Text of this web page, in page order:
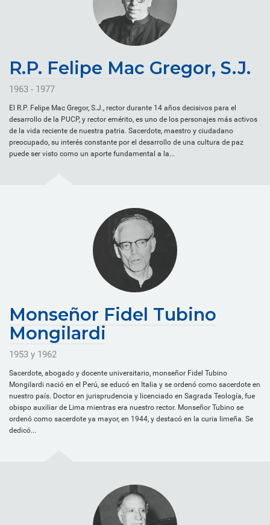
R.P. Felipe Mac Gregor, S.J.
1963 - 1977
El R.P. Felipe Mac Gregor, S.J., rector durante 14 años decisivos para el
desarrollo de la PUCP, y rector emérito, es uno de los personajes más activos
de la vida reciente de nuestra patria. Sacerdote, maestro y ciudadano
preocupado, su interés constante por el desarrollo de una cultura de paz
puede ser visto como un aporte fundamental a la...
Monseñor Fidel Tubino
Mongilardi
1953 y 1962
Sacerdote, abogado y docente universitario, monseñor Fidel Tubino
Mongilardi nació en el Perú, se educó en Italia y se ordenó como sacerdote en
nuestro país. Doctor en jurisprudencia y licenciado en Sagrada Teología, fue
obispo auxiliar de Lima mientras era nuestro rector. Monseñor Tubino se
ordenó como sacerdote ya mayor, en 1944, y destacó en la curia limeña. Se
dedicó...